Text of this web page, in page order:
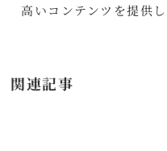
高いコンテンツを提供し
関連記事